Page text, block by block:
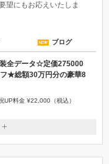
望にもお応えいたしま
ブログ
全データ☆定価275000
★総額30万円分の豪華8
UP料金 ¥22,000（税込）